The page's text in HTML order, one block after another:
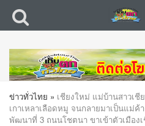
ข่าวทั่วไทย » เชียงใหม่ แม่บ้านสาวเ
เกาเหลาเลือดหมู จนกลายมาเป็นแม่
พัฒนาที่ 3 ถนนโชตนา ขาเข้าตัวเมือง